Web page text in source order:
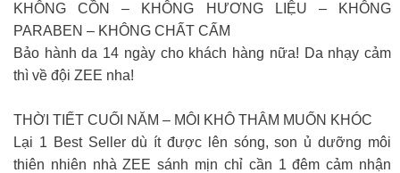
KHÔNG CỒN – KHÔNG HƯƠNG LIỆU – KHÔNG
PARABEN – KHÔNG CHẤT CẤM
Bảo hành da 14 ngày cho khách hàng nữa! Da nhạy cảm
thì về đội ZEE nha!
THỜI TIẾT CUỐI NĂM – MÔI KHÔ THÂM MUỐN KHÓC
Lại 1 Best Seller dù ít được lên sóng, son ủ dưỡng môi
thiên nhiên nhà ZEE sánh mịn chỉ cần 1 đêm cảm nhận